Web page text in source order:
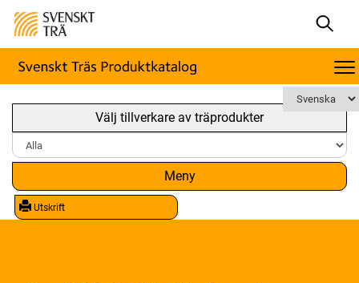
Välj tillverkare av träprodukter
Meny
Utskrift